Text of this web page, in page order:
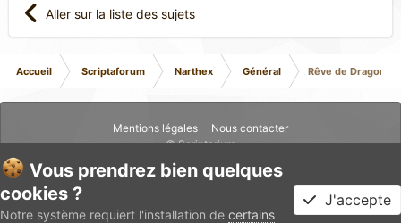
Aller sur la liste des sujets
Accueil Scriptaforum Narthex Général Rêve de Dragon
Mentions légales
Nous contacter
© Scriptarium
Vous prendrez bien quelques
cookies ?
Notre système requiert l'installation de certains
J'accepte